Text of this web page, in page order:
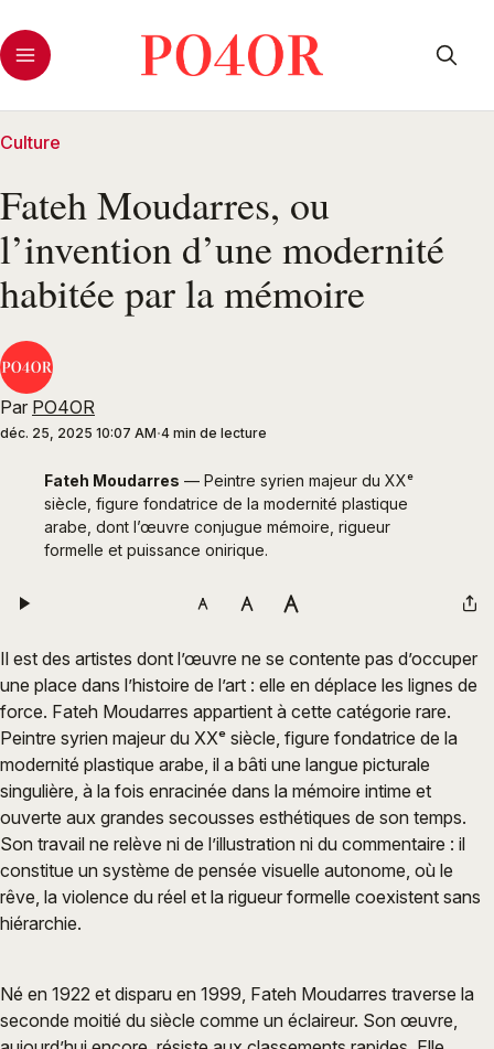
Culture
Fateh Moudarres, ou
l’invention d’une modernité
habitée par la mémoire
Par PO4OR
déc. 25, 2025 10:07 AM 4 min de lecture
Fateh Moudarres — Peintre syrien majeur du XXᵉ
siècle, figure fondatrice de la modernité plastique
arabe, dont l’œuvre conjugue mémoire, rigueur
formelle et puissance onirique.
Il est des artistes dont l’œuvre ne se contente pas d’occuper
une place dans l’histoire de l’art : elle en déplace les lignes de
force. Fateh Moudarres appartient à cette catégorie rare.
Peintre syrien majeur du XXᵉ siècle, figure fondatrice de la
modernité plastique arabe, il a bâti une langue picturale
singulière, à la fois enracinée dans la mémoire intime et
ouverte aux grandes secousses esthétiques de son temps.
Son travail ne relève ni de l’illustration ni du commentaire : il
constitue un système de pensée visuelle autonome, où le
rêve, la violence du réel et la rigueur formelle coexistent sans
hiérarchie.
Né en 1922 et disparu en 1999, Fateh Moudarres traverse la
seconde moitié du siècle comme un éclaireur. Son œuvre,